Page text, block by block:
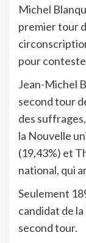
Michel
premier tour
pour
Jean-Michel
second tour
des
la Nouvelle
(19,43%) et
national, qui
Seulement
candidat de
second tour.